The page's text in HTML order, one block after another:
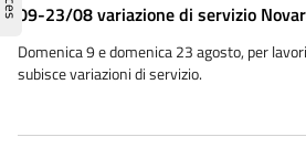
09-23/08 variazione di servizio
Domenica 9 e domenica 23 agosto, per
subisce variazioni di servizio.